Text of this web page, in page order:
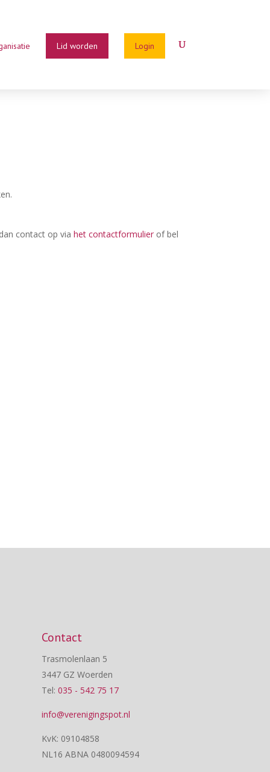
Lid worden Login
contact op viahet contactformulier of bel
Contact
Trasmolenlaan 5
3447 GZ Woerden
Tel: 035 - 542 75 17
info@verenigingspot.nl
KvK: 09104858
NL16 ABNA 0480094594